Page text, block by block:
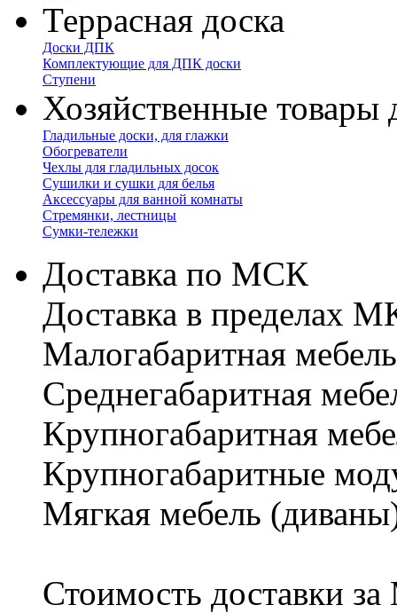
Террасная доска
Доски ДПК
Комплектующие для ДПК доски
Ступени
Хозяйственные товары
Гладильные доски, для глажки
Обогреватели
Чехлы для гладильных досок
Сушилки и сушки для белья
Аксессуары для ванной комнаты
Стремянки, лестницы
Сумки-тележки
Доставка по МСК
Доставка в пределах
Малогабаритная
Cреднегабаритная
Крупногабаритная
Крупногабаритные
Мягкая мебель
Стоимость доставки